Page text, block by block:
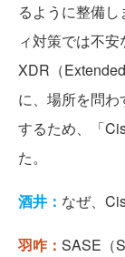
るように整備
ィ対策では不
XDR（
に、場所を問
するため、「
た。
酒井： なぜ、
羽咋： SASE（